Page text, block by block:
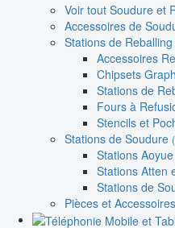
Voir tout Soudure et
Accessoires de
Stations de
Accessoires
Chipsets
Stations de
Fours à
Stencils et
Stations de Soudure
Stations Aoyue
Stations Atten
Stations de
Pièces et Accessoires